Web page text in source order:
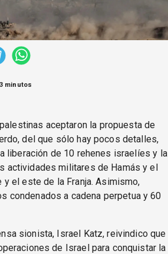
minutos
aceptaron la propuesta de
del que sólo hay pocos detalles,
liberación de 10 rehenes israelíes y la
actividades militares de Hamás y el
el este de la Franja. Asimismo,
condenados a cadena perpetua y 60
sionista, Israel Katz, reivindico que
de Israel para conquistar la